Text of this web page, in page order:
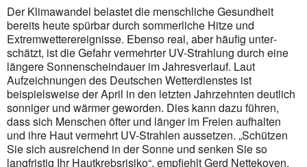
Der Klimawandel belastet die menschliche Gesundheit
bereits heute spürbar durch sommerliche Hitze und
Extremwetterereignisse. Ebenso real, aber häufig unter­
schätzt, ist die Gefahr vermehrter UV-Strahlung durch eine
längere Sonnenscheindauer im Jahresverlauf. Laut
Aufzeichnungen des Deutschen Wetterdienstes ist
beispielsweise der April in den letzten Jahrzehnten deutlich
sonniger und wärmer geworden. Dies kann dazu führen,
dass sich Menschen öfter und länger im Freien aufhalten
und ihre Haut vermehrt UV-Strahlen aussetzen. „Schützen
Sie sich ausreichend in der Sonne und senken Sie so
langfristig Ihr Hautkrebsrisiko“, empfiehlt Gerd Nettekoven,